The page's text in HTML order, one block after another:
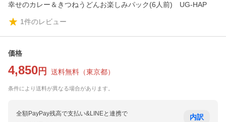
幸せのカレー＆きつねうどんお楽しみパック(6人前) UG-HAP
1件のレビュー
価格
4,850 円 送料無料 （東京都）
条件により送料が異なる場合があります。
全額PayPay残高で支払い&LINEと連携で 内訳